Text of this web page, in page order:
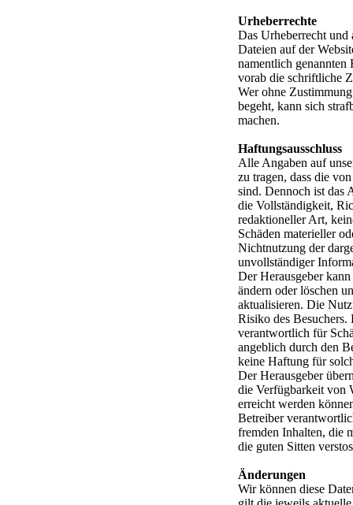
Urheberrechte
Das Urheberrecht und
Dateien auf der
namentlich genannten
vorab die schriftliche
Wer ohne
begeht, kann sich
machen.
Haftungsausschluss
Alle Angaben auf
zu tragen, dass die
sind. Dennoch ist das
die Vollständigkeit,
redaktioneller Art,
Schäden materieller
Nichtnutzung der
unvollständiger
Der Herausgeber
ändern oder löschen
aktualisieren. Die
Risiko des Besuchers.
verantwortlich für
angeblich durch den
keine Haftung für
Der Herausgeber
die Verfügbarkeit von
erreicht werden
Betreiber
fremden Inhalten, die
die guten Sitten
Änderungen
Wir können diese